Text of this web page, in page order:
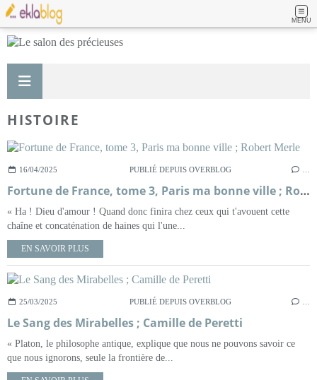
MENU
HISTOIRE
16/04/2025 PUBLIÉ DEPUIS OVERBLOG
Fortune de France, tome 3, Paris ma bonne ville ; Robert Merle
« Ha ! Dieu d'amour ! Quand donc finira chez ceux qui t'avouent cette
chaîne et concaténation de haines qui l'une...
EN SAVOIR PLUS
25/03/2025 PUBLIÉ DEPUIS OVERBLOG
Le Sang des Mirabelles ; Camille de Peretti
« Platon, le philosophe antique, explique que nous ne pouvons savoir ce
que nous ignorons, seule la frontière de...